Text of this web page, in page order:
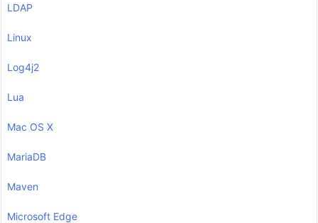
LDAP
Linux
Log4j2
Lua
Mac OS X
MariaDB
Maven
Microsoft Edge